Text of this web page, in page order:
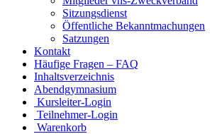
Sitzungsdienst
Öffentliche Bekanntmachungen
Satzungen
Kontakt
Häufige Fragen – FAQ
Inhaltsverzeichnis
Abendgymnasium
Kursleiter-Login
Teilnehmer-Login
Warenkorb